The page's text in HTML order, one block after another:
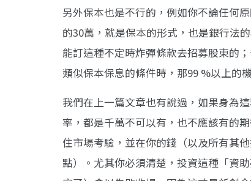
另外保本也是不行的，例如你不論任何
的30萬，就是保本的形式，也是銀行法
能訂這種不定時炸彈條款去招募股東的
類似保本保息的條件時，那99 %以上的
我們在上一篇文章也有說過，如果身為
率，都是千萬不可以有，也不應該有的
住市場考驗，並在你的錢（以及所有其
點）。尤其你必須清楚，投資這種「資